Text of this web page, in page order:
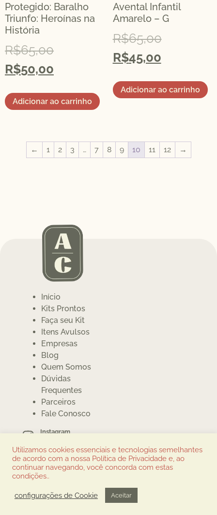
Protegido: Baralho
Triunfo: Heroínas na
História
R$65,00
R$50,00
Adicionar ao carrinho
Avental Infantil
Amarelo – G
R$65,00
R$45,00
Adicionar ao carrinho
← 1 2 3 … 7 8 9 10 11 12 →
Início
Kits Prontos
Faça seu Kit
Itens Avulsos
Empresas
Blog
Quem Somos
Dúvidas
Frequentes
Parceiros
Fale Conosco
Instagram
Whatsapp
(12) 3913-6086
Utilizamos cookies essenciais e tecnologias semelhantes
de acordo com a nossa Política de Privacidade e, ao
continuar navegando, você concorda com estas
condições..
configurações de Cookie Aceitar